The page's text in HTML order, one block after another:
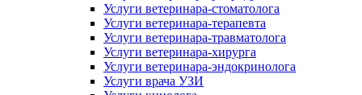
Услуги ветеринара-стоматолога
Услуги ветеринара-терапевта
Услуги ветеринара-травматолога
Услуги ветеринара-хирурга
Услуги ветеринара-эндокринолога
Услуги врача УЗИ